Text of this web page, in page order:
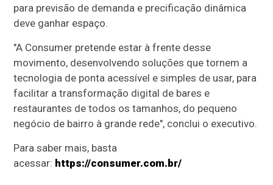
para previsão de demanda e precificação dinâmica
deve ganhar espaço.
"A Consumer pretende estar à frente desse
movimento, desenvolvendo soluções que tornem a
tecnologia de ponta acessível e simples de usar, para
facilitar a transformação digital de bares e
restaurantes de todos os tamanhos, do pequeno
negócio de bairro à grande rede", conclui o executivo.
Para saber mais, basta
acessar: https://consumer.com.br/